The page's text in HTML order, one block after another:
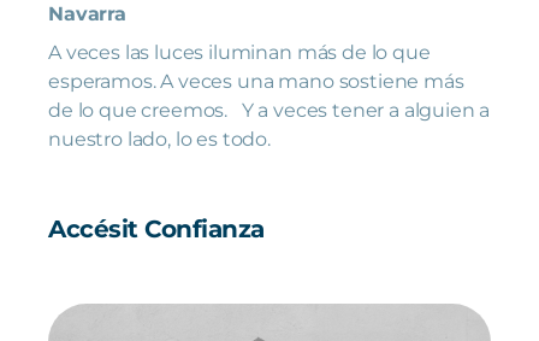
Navarra
A veces las luces iluminan más de lo que
esperamos. A veces una mano sostiene más
de lo que creemos. Y a veces tener a alguien a
nuestro lado, lo es todo.
Accésit Confianza